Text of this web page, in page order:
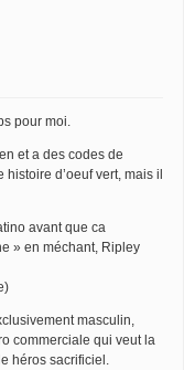
pour moi.
et a des codes de
histoire d’oeuf vert, mais il
avant que ca
» en méchant, Ripley
masculin,
commerciale qui veut la
héros sacrificiel.